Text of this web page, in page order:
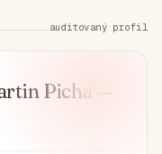
auditovaný profil
Picha
—